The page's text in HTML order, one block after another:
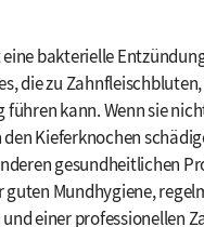
bakterielle
die zu
führen kann. Wenn sie
Kieferknochen
gesundheitlichen
guten Mundhygiene,
einer professionellen